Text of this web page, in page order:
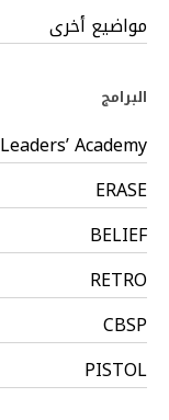
مواضيع أخرى
البرامج
Leaders’ Academy
ERASE
BELIEF
RETRO
CBSP
PISTOL